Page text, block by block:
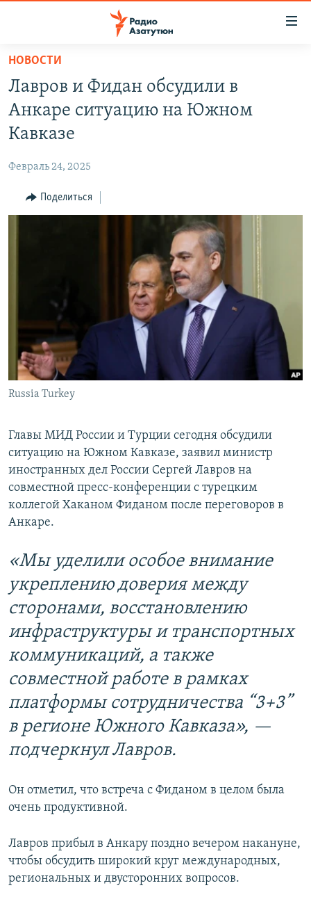
Перейти
основному
содержанию
Перейти
основной
навигации
Перейти
НОВОСТИ
ПОЛИТИКА
ЭКОНОМИКА
РЕГИОН
Հայերեն
English
Русский
НОВОСТИ
Лавров и Фидан обсудили в
Анкаре ситуацию на Южном
Кавказе
Февраль 24, 2025
Поделиться
Russia Turkey
Главы МИД России и Турции сегодня обсудили
ситуацию на Южном Кавказе, заявил министр
иностранных дел России Сергей Лавров на
совместной пресс-конференции с турецким
коллегой Хаканом Фиданом после переговоров в
Анкаре.
«Мы уделили особое внимание
укреплению доверия между
сторонами, восстановлению
инфраструктуры и транспортных
коммуникаций, а также
совместной работе в рамках
платформы сотрудничества “3+3”
в регионе Южного Кавказа», —
подчеркнул Лавров.
Он отметил, что встреча с Фиданом в целом была
очень продуктивной.
Лавров прибыл в Анкару поздно вечером накануне,
чтобы обсудить широкий круг международных,
региональных и двусторонних вопросов.